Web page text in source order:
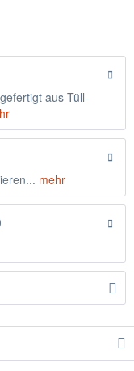
aus Tüll-
mehr